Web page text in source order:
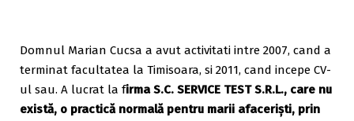
Domnul Marian Cucsa a avut activitati intre 2007, cand a
terminat facultatea la Timisoara, si 2011, cand incepe CV-
ul sau. A lucrat la firma S.C. SERVICE TEST S.R.L., care nu
există, o practică normală pentru marii afaceriști, prin